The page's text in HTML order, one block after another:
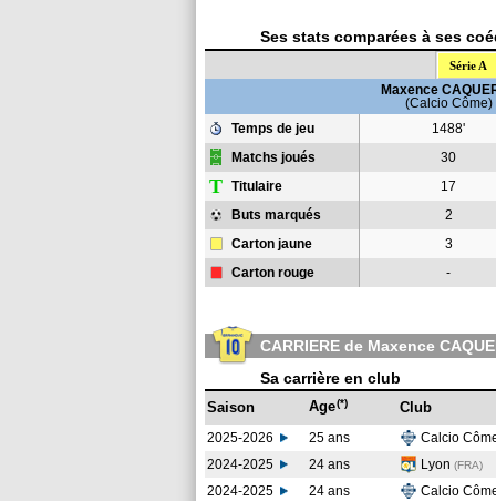
Ses stats comparées à ses
Série A
Maxence
(Calcio Côme)
Temps de jeu
1488'
Matchs joués 30
T Titulaire 17
Buts marqués 2
Carton jaune 3
Carton rouge -
CARRIERE de Maxence
Sa carrière en club
Saison Age(*) Club
2025-2026 25 ans Calcio
2024-2025
24 ans Lyon (FRA)
2024-2025
24 ans Calcio